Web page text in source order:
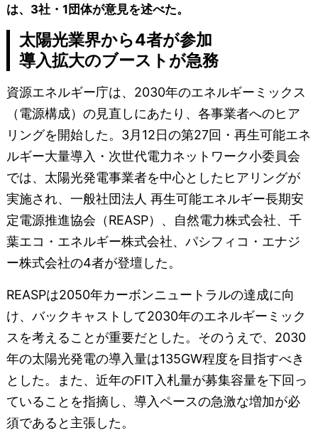
は、3社・1団体が意見を述べた。
太陽光業界から4者が参加
導入拡大のブーストが急務
資源エネルギー庁は、2030年のエネルギーミックス
（電源構成）の見直しにあたり、各事業者へのヒア
リングを開始した。3月12日の第27回・再生可能エネ
ルギー大量導入・次世代電力ネットワーク小委員会
では、太陽光発電事業者を中心としたヒアリングが
実施され、一般社団法人 再生可能エネルギー長期安
定電源推進協会（REASP）、自然電力株式会社、千
葉エコ・エネルギー株式会社、パシフィコ・エナジ
ー株式会社の4者が登壇した。
REASPは2050年カーボンニュートラルの達成に向
け、バックキャストして2030年のエネルギーミック
スを考えることが重要だとした。そのうえで、2030
年の太陽光発電の導入量は135GW程度を目指すべき
とした。また、近年のFIT入札量が募集容量を下回っ
ていることを指摘し、導入ペースの急激な増加が必
須であると主張した。